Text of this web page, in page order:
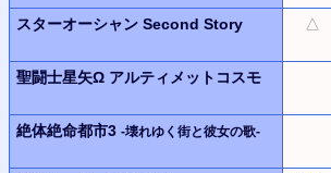
スターオーシャン Second Story △
聖闘士星矢Ω アルティメットコスモ
絶体絶命都市3 -壊れゆく街と彼女の歌-